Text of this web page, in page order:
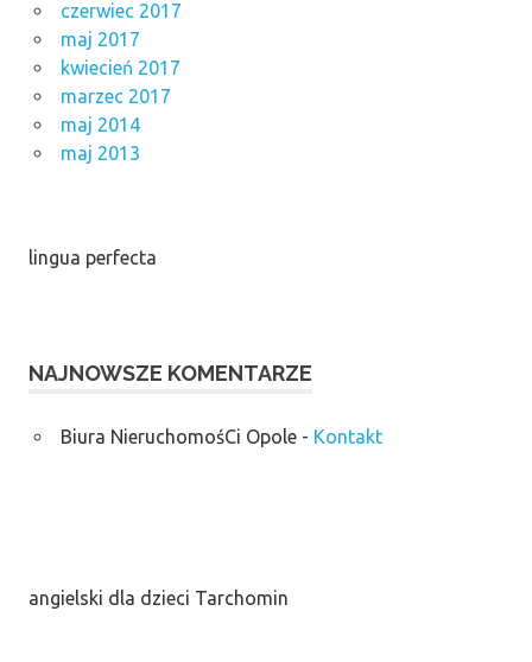
czerwiec 2017
maj 2017
kwiecień 2017
marzec 2017
maj 2014
maj 2013
lingua perfecta
NAJNOWSZE KOMENTARZE
Biura NieruchomośCi Opole- Kontakt
angielski dla dzieci Tarchomin